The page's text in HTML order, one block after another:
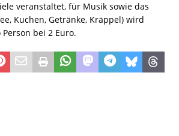
veranstaltet, für Musik sowie das
Kuchen, Getränke, Kräppel) wird
bei 2 Euro.